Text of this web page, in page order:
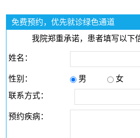
免费预约，优先就诊绿色通道
我院郑重承诺，患者填写以下
姓名：
性别： 男
女
联系方式：
预约疾病：